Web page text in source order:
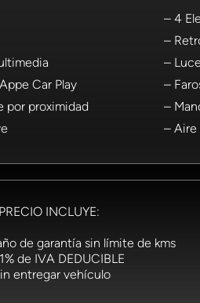
Car Play
por proximidad
– 4
–
–
–
–
–
INCLUYE:
de garantía sin límite de kms
de IVA DEDUCIBLE
entregar vehículo